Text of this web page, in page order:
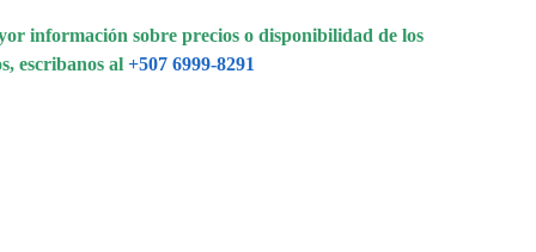
información sobre precios o disponibilidad de los
escribanos al +507 6999-8291